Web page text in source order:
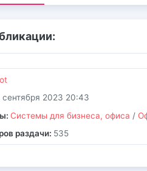
сентября 2023 20:43
Системы для бизнеса, офиса /
раздачи: 535